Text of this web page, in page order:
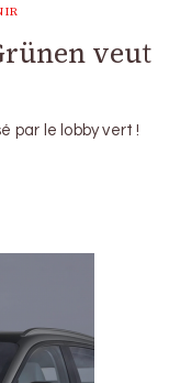
veut
par le lobby vert !